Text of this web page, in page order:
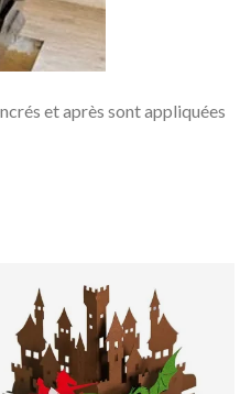
et après sont appliquées